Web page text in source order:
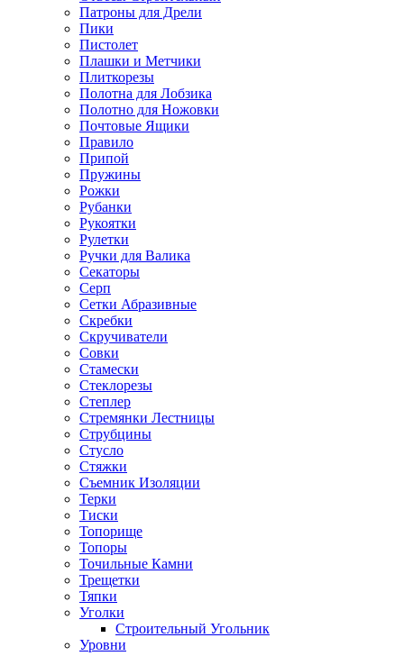
Патроны для Дрели
Пики
Пистолет
Плашки и Метчики
Плиткорезы
Полотна для Лобзика
Полотно для Ножовки
Почтовые Ящики
Правило
Припой
Пружины
Рожки
Рубанки
Рукоятки
Рулетки
Ручки для Валика
Секаторы
Серп
Сетки Абразивные
Скребки
Скручиватели
Совки
Стамески
Стеклорезы
Степлер
Стремянки Лестницы
Струбцины
Стусло
Стяжки
Съемник Изоляции
Терки
Тиски
Топорище
Топоры
Точильные Камни
Трещетки
Тяпки
Уголки
Строительный Угольник
Уровни